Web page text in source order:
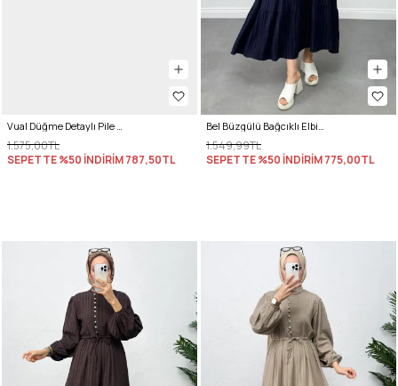
Vual Düğme Detaylı Pile Elbise 5007 - BEBE MAVİSİ
1.575,00TL
SEPETTE %50 İNDİRİM787,50TL
Bel Büzgülü Bağcıklı Elbise 0081 - LACİVERT
1.549,99TL
SEPETTE %50 İNDİRİM775,00TL